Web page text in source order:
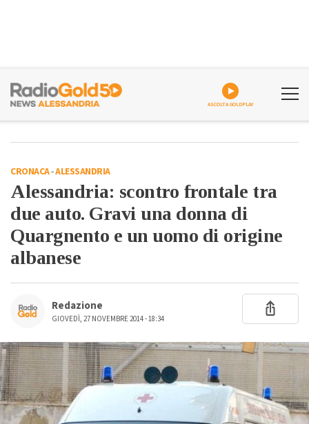
ASCOLTA GOLDPLAY
CRONACA-ALESSANDRIA
Alessandria: scontro frontale tra
due auto. Gravi una donna di
Quargnento e un uomo di origine
albanese
Redazione
GIOVEDÌ, 27 NOVEMBRE 2014 - 18:34